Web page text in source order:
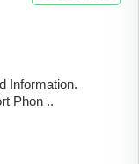
Information.
Phon ..